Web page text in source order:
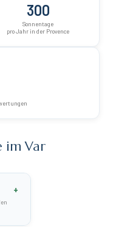
300
Sonnentage
pro Jahr in der Provence
im Var
+